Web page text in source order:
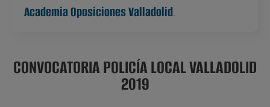
Academia Oposiciones Valladolid.
CONVOCATORIA POLICÍA LOCAL VALLADOLID
2019